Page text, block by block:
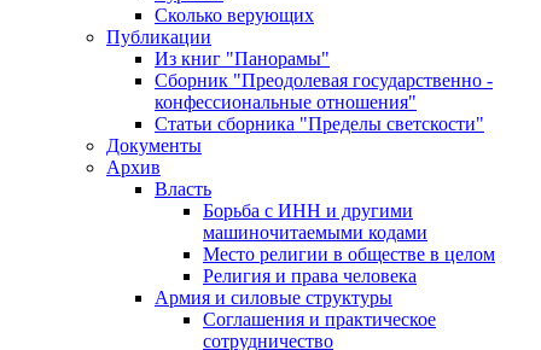
Сколько верующих
Публикации
Из книг "Панорамы"
Сборник "Преодолевая государственно -
конфессиональные отношения"
Статьи сборника "Пределы светскости"
Документы
Архив
Власть
Борьба с ИНН и другими
машиночитаемыми кодами
Место религии в обществе в целом
Религия и права человека
Армия и силовые структуры
Соглашения и практическое
сотрудничество